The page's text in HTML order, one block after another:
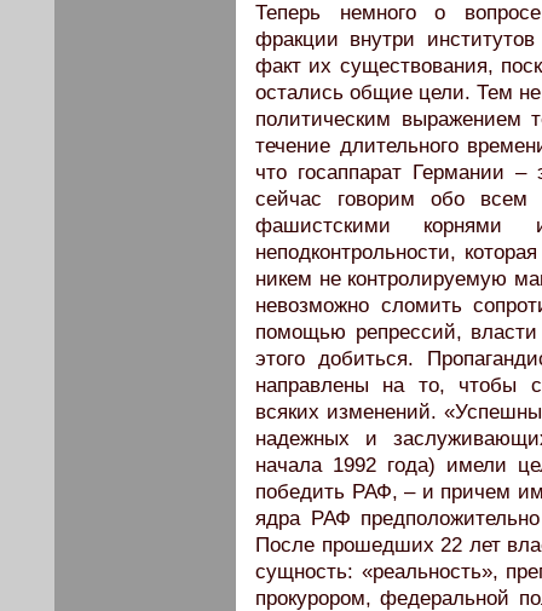
Теперь немного о
фракции внутри
факт их существования,
остались общие цели. Тем
политическим выражением
течение длительного
что госаппарат Германии
сейчас говорим обо всем
фашистскими
неподконтрольности,
никем не контролируемую
невозможно сломить
помощью репрессий,
этого добиться.
направлены на то, чтобы
всяких изменений.
надежных и
начала 1992 года) имели
победить РАФ, – и причем
ядра РАФ
После прошедших 22 лет
сущность: «реальность»,
прокурором, федеральной